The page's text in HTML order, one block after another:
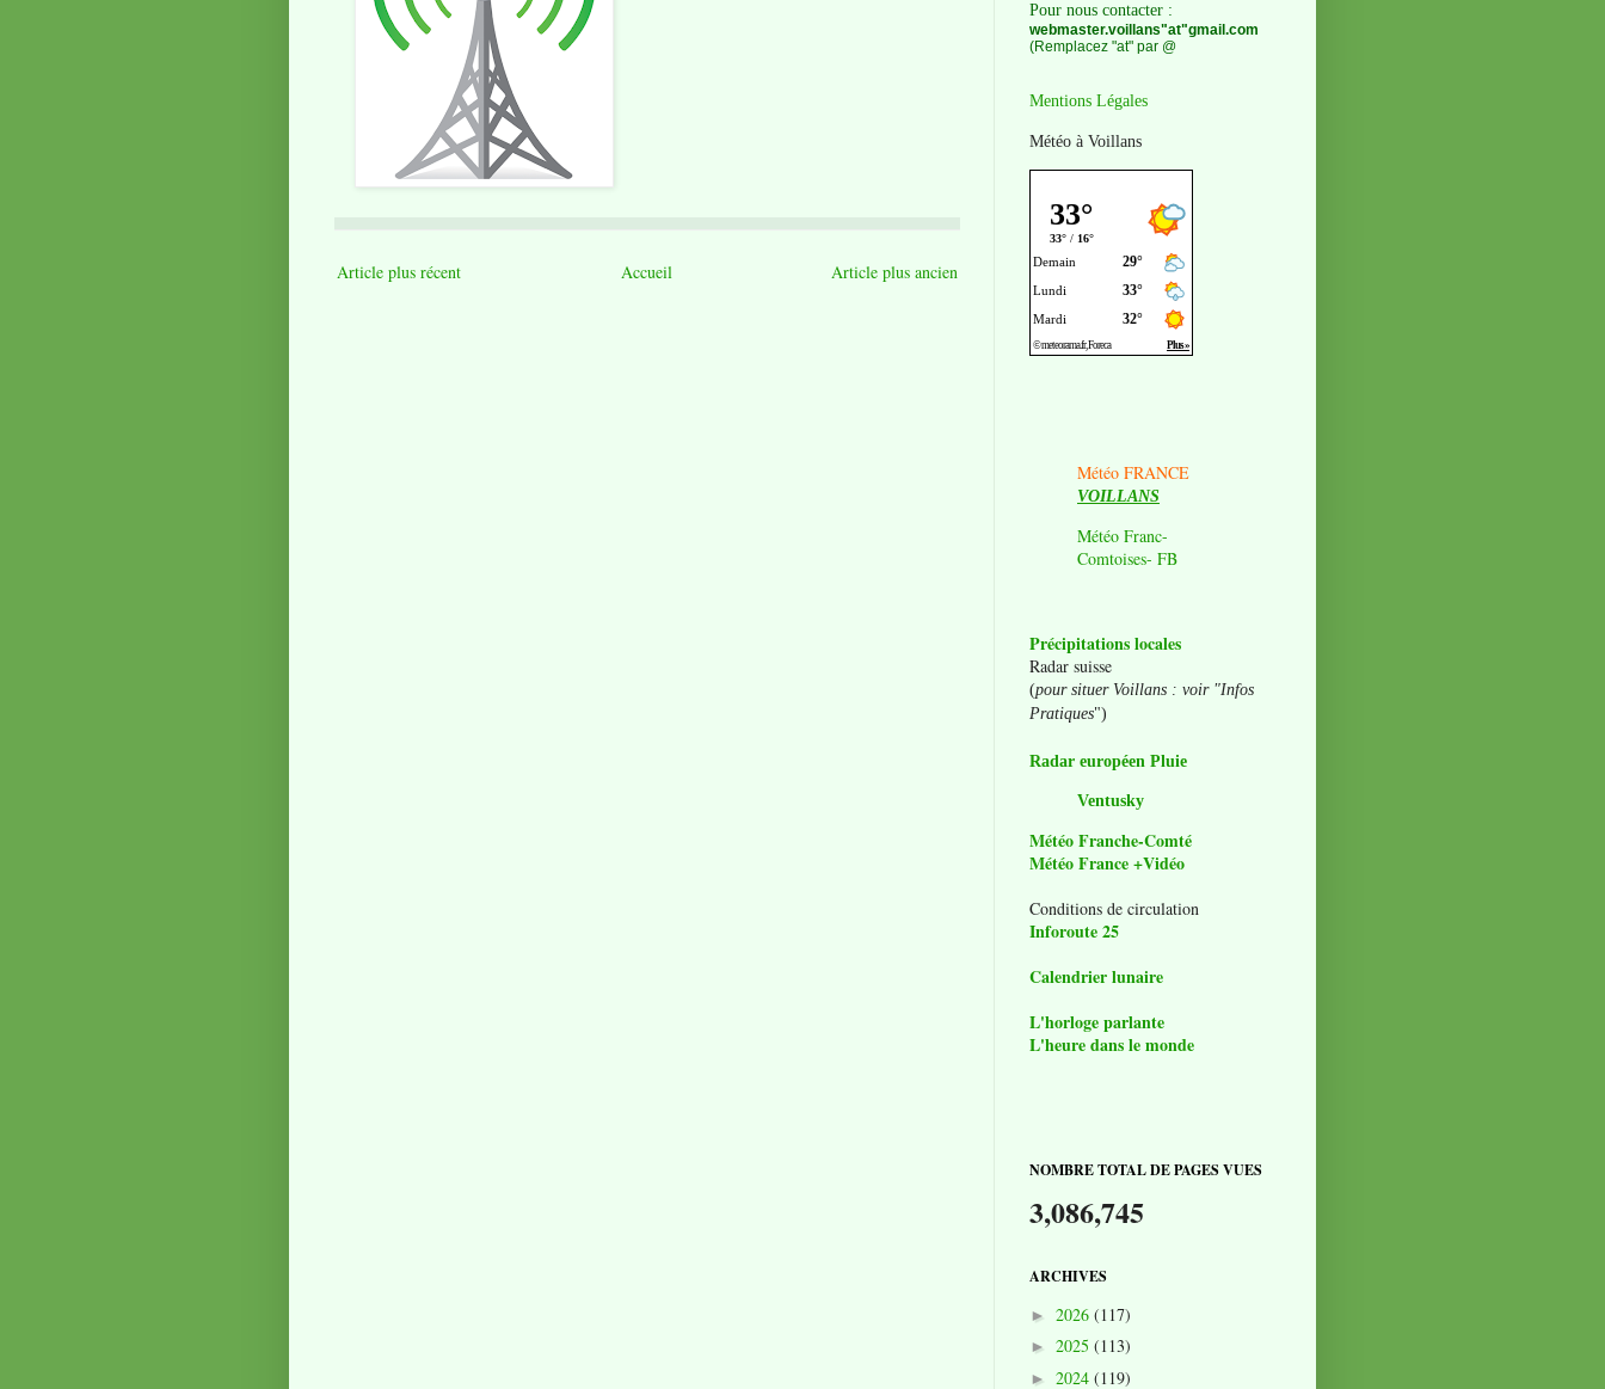
Article plus récent Article plus ancien
Accueil
Pour nous contacter :
webmaster.voillans"at"gmail.com
(Remplacez "at" par @
Mentions Légales
Météo à Voillans
Météo FRANCE
VOILLANS
Météo Franc-
Comtoises- FB
Précipitations locales
Radar suisse
(pour situer Voillans : voir "Infos
Pratiques")
Radar européen Pluie
Ventusky
Météo Franche-Comté
Météo France +Vidéo
Conditions de circulation
Inforoute 25
Calendrier lunaire
L'horloge parlante
L'heure dans le monde
NOMBRE TOTAL DE PAGES VUES
3,086,745
ARCHIVES
► 2026 (117)
► 2025 (113)
► 2024 (119)